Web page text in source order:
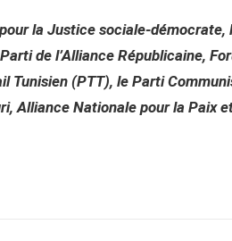
la Justice sociale-démocrate,
de l’Alliance Républicaine,
Tunisien (PTT), le Parti
Alliance Nationale pour la Paix